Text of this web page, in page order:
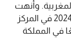
المغربية. وأنهت
داستر Duster، السيارة الأكثر مبيعا، عام 2024 في المركز
في المملكة